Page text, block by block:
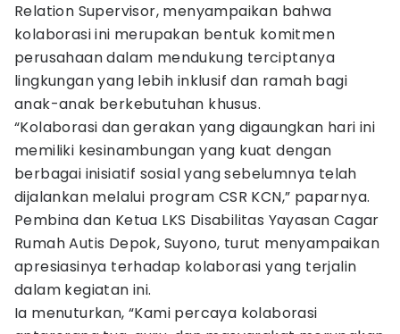
Relation Supervisor, menyampaikan bahwa
kolaborasi ini merupakan bentuk komitmen
perusahaan dalam mendukung terciptanya
lingkungan yang lebih inklusif dan ramah bagi
anak-anak berkebutuhan khusus.
“Kolaborasi dan gerakan yang digaungkan hari ini
memiliki kesinambungan yang kuat dengan
berbagai inisiatif sosial yang sebelumnya telah
dijalankan melalui program CSR KCN,” paparnya.
Pembina dan Ketua LKS Disabilitas Yayasan Cagar
Rumah Autis Depok, Suyono, turut menyampaikan
apresiasinya terhadap kolaborasi yang terjalin
dalam kegiatan ini.
Ia menuturkan, “Kami percaya kolaborasi